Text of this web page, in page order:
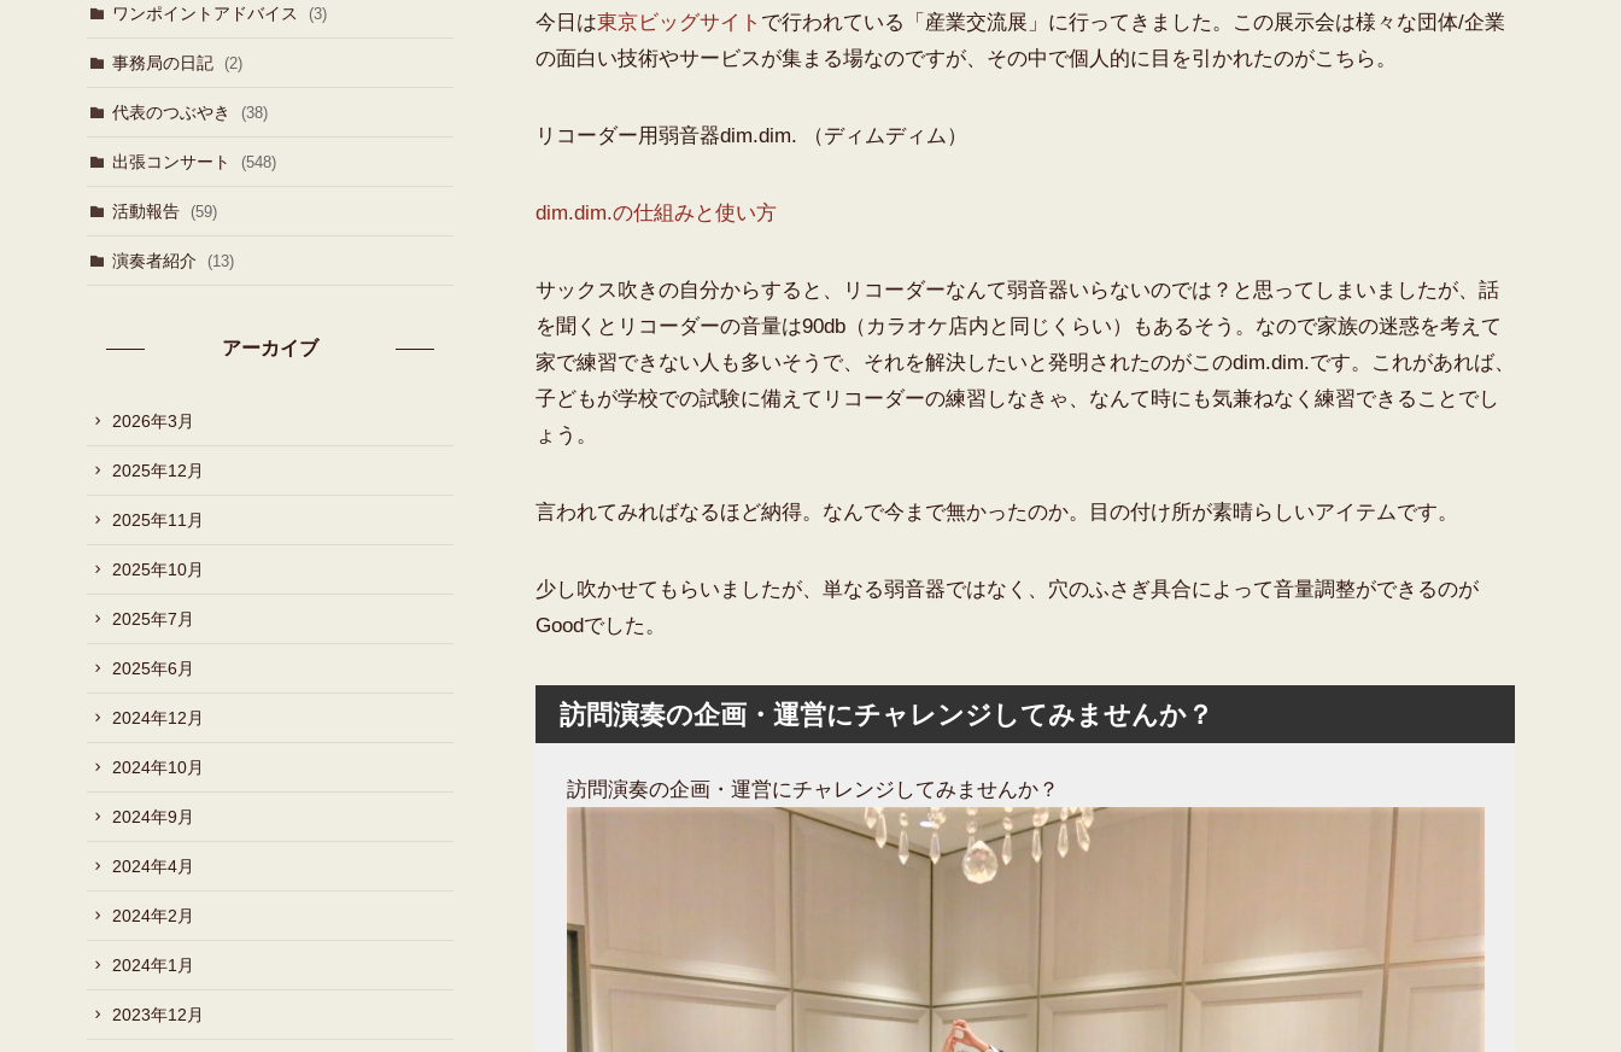
今日は東京ビッグサイト で行われている「産業交流展」に行ってきました。この展示会は様々な団体/企業
の面白い技術やサービスが集まる場なのですが、その中で個人的に目を引かれたのがこちら。
リコーダー用弱音器dim.dim. （ディムディム）
dim.dim.の仕組みと使い方
サックス吹きの自分からすると、リコーダーなんて弱音器いらないのでは？と思ってしまいましたが、話
を聞くとリコーダーの音量は90db（カラオケ店内と同じくらい）もあるそう。なので家族の迷惑を考えて
家で練習できない人も多いそうで、それを解決したいと発明されたのがこのdim.dim.です。これがあれば、
子どもが学校での試験に備えてリコーダーの練習しなきゃ、なんて時にも気兼ねなく練習できることでし
ょう。
言われてみればなるほど納得。なんで今まで無かったのか。目の付け所が素晴らしいアイテムです。
少し吹かせてもらいましたが、単なる弱音器ではなく、穴のふさぎ具合によって音量調整ができるのが
Goodでした。
訪問演奏の企画・運営にチャレンジしてみませんか？
訪問演奏の企画・運営にチャレンジしてみませんか？
ワンポイントアドバイス (3)
事務局の日記 (2)
代表のつぶやき (38)
出張コンサート (548)
活動報告 (59)
演奏者紹介 (13)
アーカイブ
2026年3月
2025年12月
2025年11月
2025年10月
2025年7月
2025年6月
2024年12月
2024年10月
2024年9月
2024年4月
2024年2月
2024年1月
2023年12月